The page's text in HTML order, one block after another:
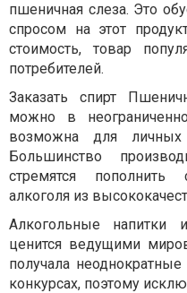
пшеничная слеза. Это
спросом на этот
стоимость, товар
потребителей.
Заказать спирт
можно в
возможна для
Большинство
стремятся пополнить
алкоголя из
Алкогольные напитки
ценится ведущими
получала
конкурсах, поэтому